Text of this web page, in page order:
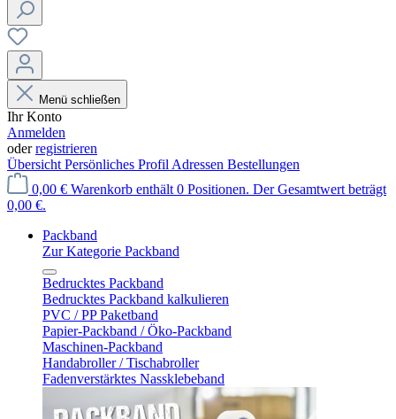
Menü schließen
Ihr Konto
Anmelden
oderregistrieren
Übersicht Persönliches Profil Adressen Bestellungen
0,00 € Warenkorb enthält 0 Positionen. Der Gesamtwert beträgt
0,00 €.
Packband
Zur Kategorie Packband
Bedrucktes Packband
Bedrucktes Packband kalkulieren
PVC / PP Paketband
Papier-Packband / Öko-Packband
Maschinen-Packband
Handabroller / Tischabroller
Fadenverstärktes Nassklebeband